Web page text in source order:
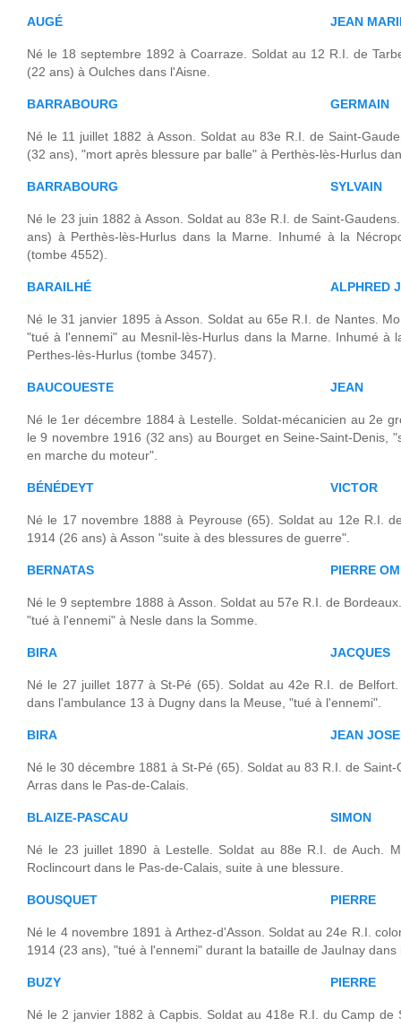
AUGÉ JEAN
Né le 18 septembre 1892 à Coarraze. Soldat au 12 R.I. de
(22 ans) à Oulches dans l'Aisne.
BARRABOURG GERMAIN
Né le 11 juillet 1882 à Asson. Soldat au 83e R.I. de Saint-
(32 ans), "mort après blessure par balle" à Perthès-lès-Hurlus
BARRABOURG SYLVAIN
Né le 23 juin 1882 à Asson. Soldat au 83e R.I. de Saint-
ans) à Perthès-lès-Hurlus dans la Marne. Inhumé à la
(tombe 4552).
BARAILHÉ ALPHRED
Né le 31 janvier 1895 à Asson. Soldat au 65e R.I. de Nantes.
"tué à l'ennemi" au Mesnil-lès-Hurlus dans la Marne. Inhumé à
Perthes-lès-Hurlus (tombe 3457).
BAUCOUESTE JEAN
Né le 1er décembre 1884 à Lestelle. Soldat-mécanicien au 2e
le 9 novembre 1916 (32 ans) au Bourget en Seine-Saint-Denis,
en marche du moteur".
BÉNÉDEYT VICTOR
Né le 17 novembre 1888 à Peyrouse (65). Soldat au 12e R.I.
1914 (26 ans) à Asson "suite à des blessures de guerre".
BERNATAS PIERRE
Né le 9 septembre 1888 à Asson. Soldat au 57e R.I. de
"tué à l'ennemi" à Nesle dans la Somme.
BIRA JACQUES
Né le 27 juillet 1877 à St-Pé (65). Soldat au 42e R.I. de
dans l'ambulance 13 à Dugny dans la Meuse, "tué à l'ennemi".
BIRA JEAN
Né le 30 décembre 1881 à St-Pé (65). Soldat au 83 R.I. de
Arras dans le Pas-de-Calais.
BLAIZE-PASCAU SIMON
Né le 23 juillet 1890 à Lestelle. Soldat au 88e R.I. de Auch.
Roclincourt dans le Pas-de-Calais, suite à une blessure.
BOUSQUET PIERRE
Né le 4 novembre 1891 à Arthez-d'Asson. Soldat au 24e R.I.
1914 (23 ans), "tué à l'ennemi" durant la bataille de Jaulnay dans
BUZY PIERRE
Né le 2 janvier 1882 à Capbis. Soldat au 418e R.I. du Camp